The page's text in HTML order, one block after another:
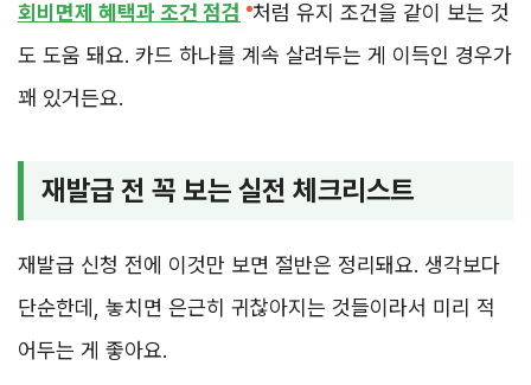
회비면제 혜택과 조건 점검
처럼 유지 조건을 같이 보는 것
도 도움 돼요. 카드 하나를 계속 살려두는 게 이득인 경우가
꽤 있거든요.
재발급 전 꼭 보는 실전 체크리스트
재발급 신청 전에 이것만 보면 절반은 정리돼요. 생각보다
단순한데, 놓치면 은근히 귀찮아지는 것들이라서 미리 적
어두는 게 좋아요.